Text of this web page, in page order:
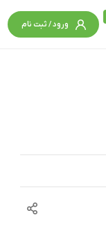
ورود / ثبت نام